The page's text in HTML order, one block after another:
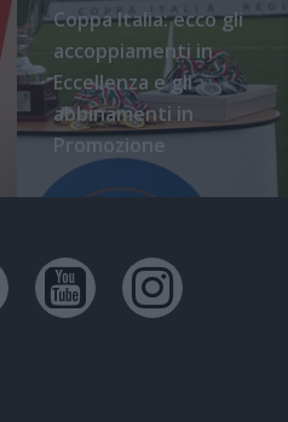
Coppa Italia: ecco gli
accoppiamenti in
Eccellenza e gli
abbinamenti in
Promozione